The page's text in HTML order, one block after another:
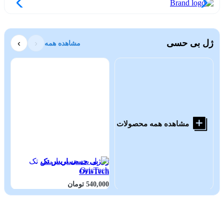
ژل بی حسی مشاهده همه ‹
›
مشاهده همه محصولات
ژل بی حسی اریس تک
OrisTech
540,000 تومان